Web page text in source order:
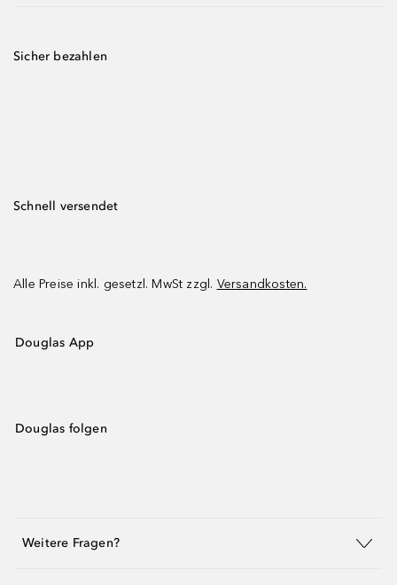
Sicher bezahlen
Schnell versendet
Alle Preise inkl. gesetzl. MwSt zzgl. Versandkosten.
Douglas App
Douglas folgen
Weitere Fragen?